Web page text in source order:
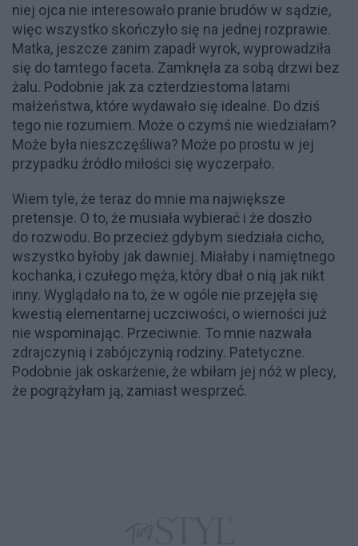
niej ojca nie interesowało pranie brudów w sądzie,
więc wszystko skończyło się na jednej rozprawie.
Matka, jeszcze zanim zapadł wyrok, wyprowadziła
się do tamtego faceta. Zamknęła za sobą drzwi bez
żalu. Podobnie jak za czterdziestoma latami
małżeństwa, które wydawało się idealne. Do dziś
tego nie rozumiem. Może o czymś nie wiedziałam?
Może była nieszczęśliwa? Może po prostu w jej
przypadku źródło miłości się wyczerpało.
Wiem tyle, że teraz do mnie ma największe
pretensje. O to, że musiała wybierać i że doszło
do rozwodu. Bo przecież gdybym siedziała cicho,
wszystko byłoby jak dawniej. Miałaby i namiętnego
kochanka, i czułego męża, który dbał o nią jak nikt
inny. Wyglądało na to, że w ogóle nie przejęła się
kwestią elementarnej uczciwości, o wierności już
nie wspominając. Przeciwnie. To mnie nazwała
zdrajczynią i zabójczynią rodziny. Patetyczne.
Podobnie jak oskarżenie, że wbiłam jej nóż w plecy,
że pogrążyłam ją, zamiast wesprzeć.